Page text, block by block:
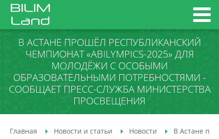
В АСТАНЕ ПРОШЁЛ РЕСПУБЛИКАНСКИЙ
ЧЕМПИОНАТ «ABILYMPICS-2025» ДЛЯ
МОЛОДЁЖИ С ОСОБЫМИ
ОБРАЗОВАТЕЛЬНЫМИ ПОТРЕБНОСТЯМИ -
СООБЩАЕТ ПРЕСС-СЛУЖБА МИНИСТЕРСТВА
ПРОСВЕЩЕНИЯ
Главная Новости и статьи Новости В Астане